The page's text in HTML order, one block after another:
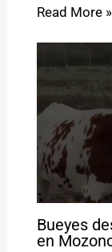
Read More »
Bueyes
en